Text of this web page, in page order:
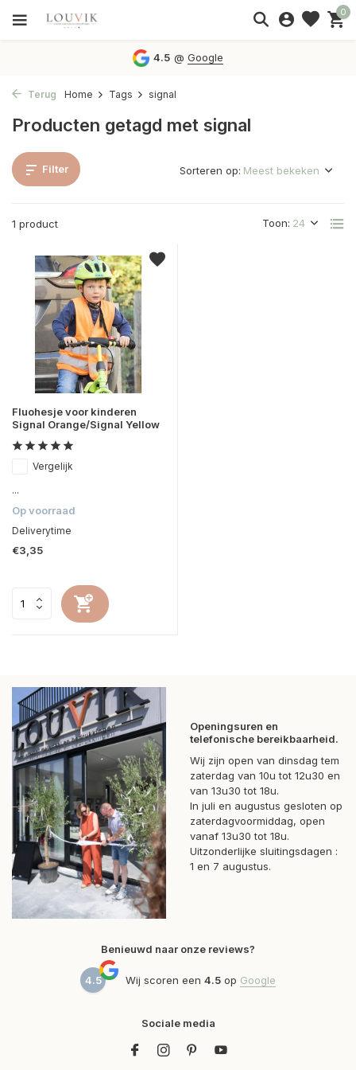
0
4.5 @Google
Terug Home Tags signal
Producten getagd met signal
Filter
1 product Toon:
Sorteren op:
Fluohesje voor kinderen
Signal Orange/Signal Yellow
Vergelijk
...
Op voorraad
Deliverytime
€3,35
Openingsuren en
telefonische bereikbaarheid.
Wij zijn open van dinsdag tem
zaterdag van 10u tot 12u30 en
van 13u30 tot 18u.
In juli en augustus gesloten op
zaterdagvoormiddag, open
vanaf 13u30 tot 18u.
Uitzonderlijke sluitingsdagen :
1 en 7 augustus.
Benieuwd naar onze reviews?
4.5 Wij scoren een 4.5 op Google
Sociale media